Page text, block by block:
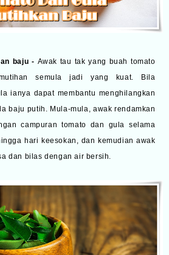
baju - Awak tau tak yang buah tomato
semula jadi yang kuat. Bila
ianya dapat membantu menghilangkan
baju putih. Mula-mula, awak rendamkan
campuran tomato dan gula selama
hari keesokan, dan kemudian awak
dan bilas dengan air bersih.